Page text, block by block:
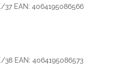
37 EAN: 4064195086566
38 EAN: 4064195086573